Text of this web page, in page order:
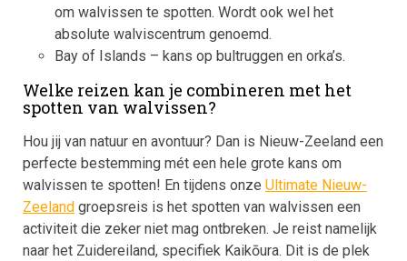
om walvissen te spotten. Wordt ook wel het
absolute walviscentrum genoemd.
Bay of Islands – kans op bultruggen en orka’s.
Welke reizen kan je combineren met het
spotten van walvissen?
Hou jij van natuur en avontuur? Dan is Nieuw-Zeeland een
perfecte bestemming mét een hele grote kans om
walvissen te spotten! En tijdens onze Ultimate Nieuw-
Zeeland groepsreis is het spotten van walvissen een
activiteit die zeker niet mag ontbreken. Je reist namelijk
naar het Zuidereiland, specifiek Kaikōura. Dit is de plek